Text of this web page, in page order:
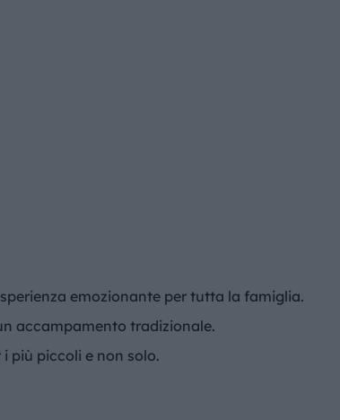
emozionante per tutta la famiglia.
accampamento tradizionale.
più piccoli e non solo.